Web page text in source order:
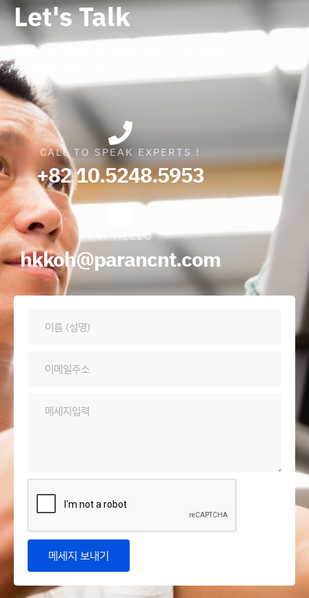
Let's Talk
PARAN과 함께 혁신의 세계를 탐험하고 산업 분야에
서 경쟁력을 확보하세요.
CALL TO SPEAK EXPERTS !
+82 10.5248.5953
SAY HELLO
hkkoh@parancnt.com
메세지 보내기